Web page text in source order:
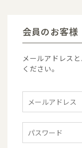
会員のお客様
メールアドレス
ください。